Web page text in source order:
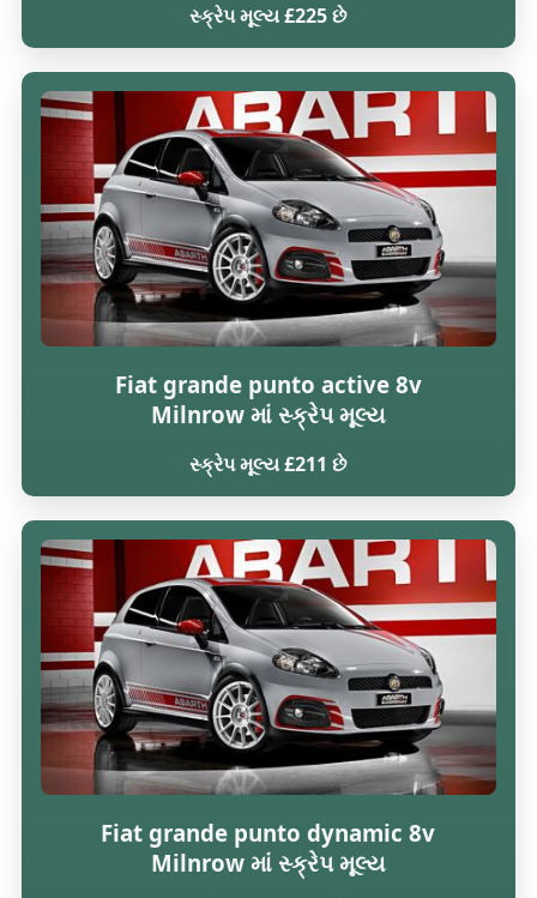
સ્ક્રેપ મૂલ્ય £225 છે
Fiat grande punto active 8v
Milnrow માં સ્ક્રેપ મૂલ્ય
સ્ક્રેપ મૂલ્ય £211 છે
Fiat grande punto dynamic 8v
Milnrow માં સ્ક્રેપ મૂલ્ય